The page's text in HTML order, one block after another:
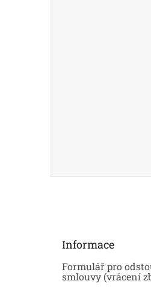
Informace
Formulář pro
smlouvy (vrácení